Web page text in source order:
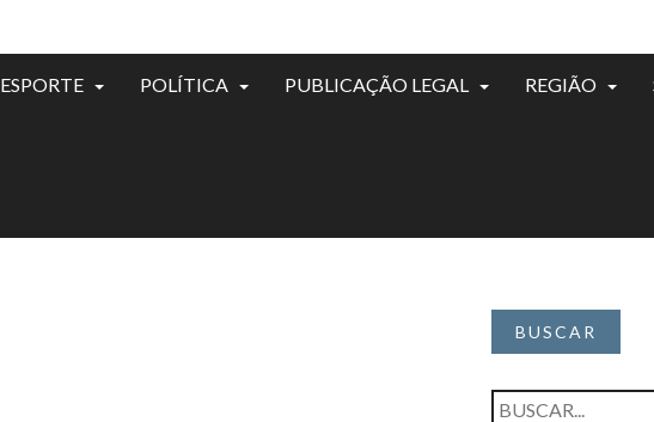
ESPORTE POLÍTICA PUBLICAÇÃO LEGAL REGIÃO
BUSCAR